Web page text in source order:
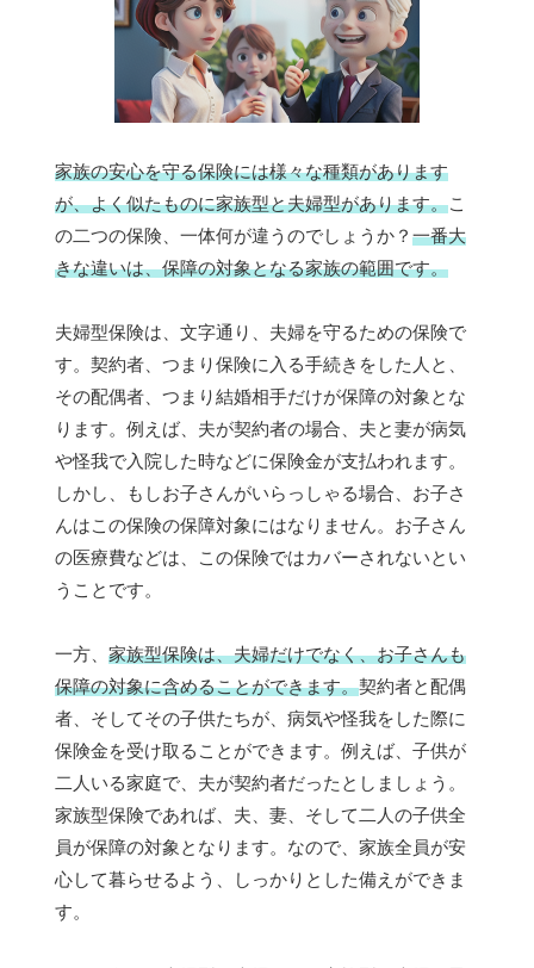
家族の安心を守る保険には様々な種類があります
が、よく似たものに家族型と夫婦型があります。こ
の二つの保険、一体何が違うのでしょうか？ 一番大
きな違いは、保障の対象となる家族の範囲です。
夫婦型保険は、文字通り、夫婦を守るための保険で
す。契約者、つまり保険に入る手続きをした人と、
その配偶者、つまり結婚相手だけが保障の対象とな
ります。例えば、夫が契約者の場合、夫と妻が病気
や怪我で入院した時などに保険金が支払われます。
しかし、もしお子さんがいらっしゃる場合、お子さ
んはこの保険の保障対象にはなりません。お子さん
の医療費などは、この保険ではカバーされないとい
うことです。
一方、 家族型保険は、夫婦だけでなく、お子さんも
保障の対象に含めることができます。契約者と配偶
者、そしてその子供たちが、病気や怪我をした際に
保険金を受け取ることができます。例えば、子供が
二人いる家庭で、夫が契約者だったとしましょう。
家族型保険であれば、夫、妻、そして二人の子供全
員が保障の対象となります。なので、家族全員が安
心して暮らせるよう、しっかりとした備えができま
す。